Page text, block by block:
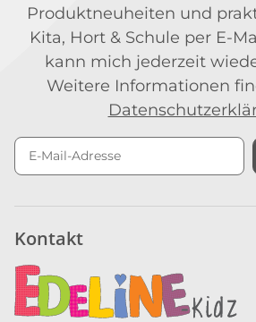
Produktneuheiten und
Kita, Hort & Schule per E-
kann mich jederzeit
Weitere Informationen
Kontakt